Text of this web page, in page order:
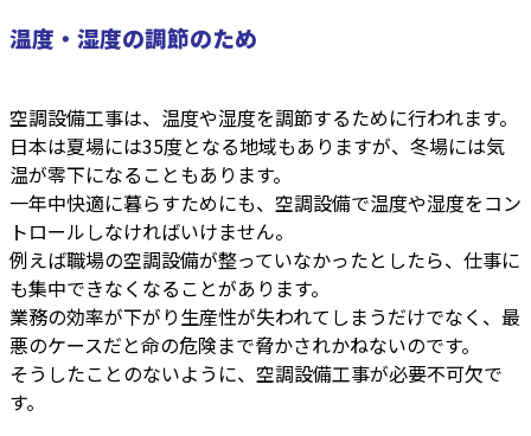
温度・湿度の調節のため
空調設備工事は、温度や湿度を調節するために行われます。
日本は夏場には35度となる地域もありますが、冬場には気
温が零下になることもあります。
一年中快適に暮らすためにも、空調設備で温度や湿度をコン
トロールしなければいけません。
例えば職場の空調設備が整っていなかったとしたら、仕事に
も集中できなくなることがあります。
業務の効率が下がり生産性が失われてしまうだけでなく、最
悪のケースだと命の危険まで脅かされかねないのです。
そうしたことのないように、空調設備工事が必要不可欠で
す。